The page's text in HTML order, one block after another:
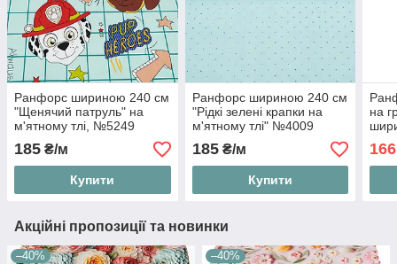
Ранфорс шириною 240 см
"Щенячий патруль" на
м'ятному тлі, №5249
185 ₴/м
Купити
Ранфорс шириною 240 см
"Рідкі зелені крапки на
м'ятному тлі" №4009
185₴/м
Купити
на
Акційні пропозиції та новинки
–40% –40%